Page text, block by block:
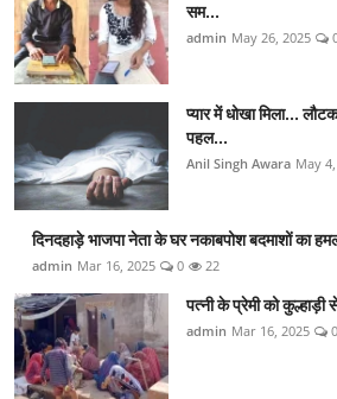
सम...
admin May 26, 2025
प्यार में धोखा मिला...
पहल...
Anil Singh Awara May
दिनदहाड़े भाजपा नेता के घर नकाबपोश बदमाशों का
admin Mar 16, 2025 0 22
पत्नी के प्रेमी को
admin Mar 16, 2025 0